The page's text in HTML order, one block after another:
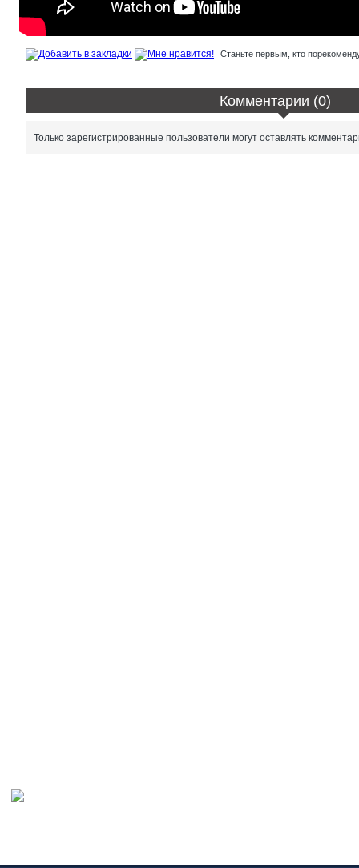
Станьте первым, кто
Комментарии (0)
Только зарегистрированные пользователи могут оставлять